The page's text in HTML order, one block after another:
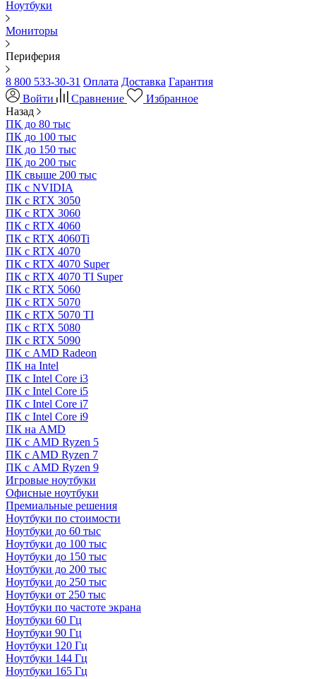
Ноутбуки
Мониторы
Периферия
8 800 533-30-31 Оплата Доставка Гарантия
Войти
Сравнение
Избранное
Назад
ПК до 80 тыс
ПК до 100 тыс
ПК до 150 тыс
ПК до 200 тыс
ПК свыше 200 тыс
ПК с NVIDIA
ПК с RTX 3050
ПК с RTX 3060
ПК с RTX 4060
ПК с RTX 4060Ti
ПК с RTX 4070
ПК с RTX 4070 Super
ПК с RTX 4070 TI Super
ПК с RTX 5060
ПК с RTX 5070
ПК с RTX 5070 TI
ПК с RTX 5080
ПК с RTX 5090
ПК с AMD Radeon
ПК на Intel
ПК с Intel Core i3
ПК с Intel Core i5
ПК с Intel Core i7
ПК с Intel Core i9
ПК на AMD
ПК с AMD Ryzen 5
ПК c AMD Ryzen 7
ПК с AMD Ryzen 9
Игровые ноутбуки
Офисные ноутбуки
Премиальные решения
Ноутбуки по стоимости
Ноутбуки до 60 тыс
Ноутбуки до 100 тыс
Ноутбуки до 150 тыс
Ноутбуки до 200 тыс
Ноутбуки до 250 тыс
Ноутбуки от 250 тыс
Ноутбуки по частоте экрана
Ноутбуки 60 Гц
Ноутбуки 90 Гц
Ноутбуки 120 Гц
Ноутбуки 144 Гц
Ноутбуки 165 Гц